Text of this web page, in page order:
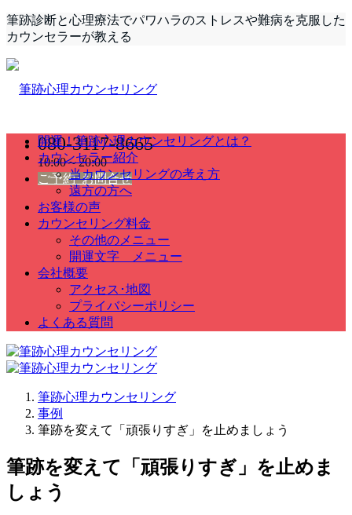
筆跡診断と心理療法でパワハラのストレスや難病を克服した
カウンセラーが教える
080-3117-8665
10:00～20:00
ご予約･お問合せ
開運！筆跡心理カウンセリングとは？
カウンセラー紹介
当カウンセリングの考え方
遠方の方へ
お客様の声
カウンセリング料金
その他のメニュー
開運文字 メニュー
会社概要
アクセス･地図
プライバシーポリシー
よくある質問
筆跡心理カウンセリング
事例
筆跡を変えて「頑張りすぎ」を止めましょう
筆跡を変えて「頑張りすぎ」を止めま
しょう